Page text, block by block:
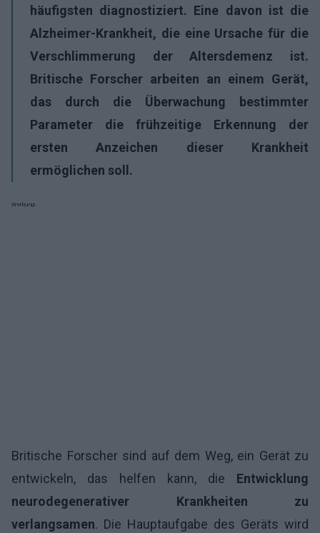
häufigsten diagnostiziert. Eine davon ist die
Alzheimer-Krankheit, die eine Ursache für die
Verschlimmerung der Altersdemenz ist.
Britische Forscher arbeiten an einem Gerät,
das durch die Überwachung bestimmter
Parameter die frühzeitige Erkennung der
ersten Anzeichen dieser Krankheit
ermöglichen soll.
Werbung:
Britische Forscher sind auf dem Weg, ein Gerät zu
entwickeln, das helfen kann, die Entwicklung
neurodegenerativer Krankheiten zu
verlangsamen. Die Hauptaufgabe des Geräts wird